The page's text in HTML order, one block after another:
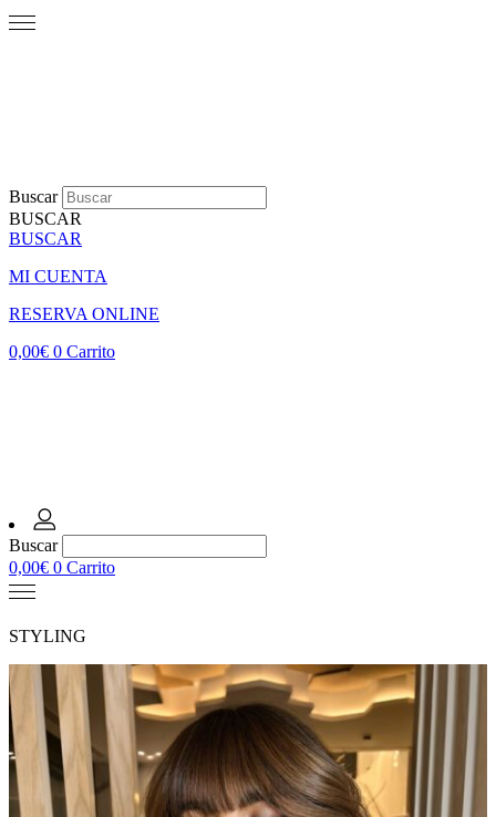
Buscar
BUSCAR
BUSCAR
MI CUENTA
RESERVA ONLINE
0,00€ 0 Carrito
Buscar
0,00€ 0 Carrito
STYLING